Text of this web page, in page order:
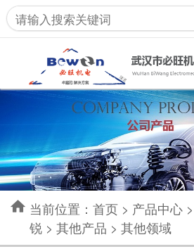
当前位置： 首页> 产品中心>
锐> 其他产品 > 其他领域